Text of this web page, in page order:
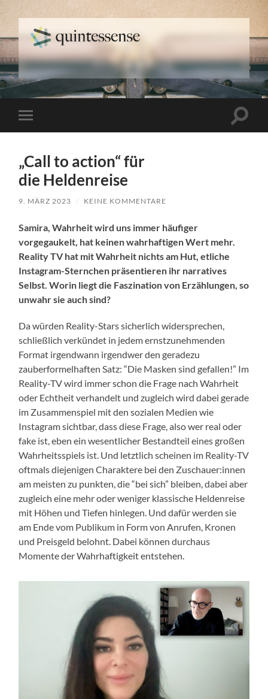
quintessense
Mobile-
Menü
„Call to action“ für
die Heldenreise
9. MÄRZ 2023 / KEINE KOMMENTARE
Samira, Wahrheit wird uns immer häufiger
vorgegaukelt, hat keinen wahrhaftigen Wert mehr.
Reality TV hat mit Wahrheit nichts am Hut, etliche
Instagram-Sternchen präsentieren ihr narratives
Selbst. Worin liegt die Faszination von Erzählungen, so
unwahr sie auch sind?
Da würden Reality-Stars sicherlich widersprechen,
schließlich verkündet in jedem ernstzunehmenden
Format irgendwann irgendwer den geradezu
zauberformelhaften Satz: “Die Masken sind gefallen!” Im
Reality-TV wird immer schon die Frage nach Wahrheit
oder Echtheit verhandelt und zugleich wird dabei gerade
im Zusammenspiel mit den sozialen Medien wie
Instagram sichtbar, dass diese Frage, also wer real oder
fake ist, eben ein wesentlicher Bestandteil eines großen
Wahrheitsspiels ist. Und letztlich scheinen im Reality-TV
oftmals diejenigen Charaktere bei den Zuschauer:innen
am meisten zu punkten, die “bei sich” bleiben, dabei aber
zugleich eine mehr oder weniger klassische Heldenreise
mit Höhen und Tiefen hinlegen. Und dafür werden sie
am Ende vom Publikum in Form von Anrufen, Kronen
und Preisgeld belohnt. Dabei können durchaus
Momente der Wahrhaftigkeit entstehen.